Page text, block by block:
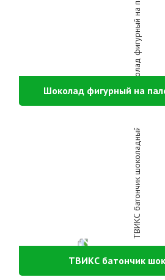
Шоколад фигурный на
ТВИКС батончик